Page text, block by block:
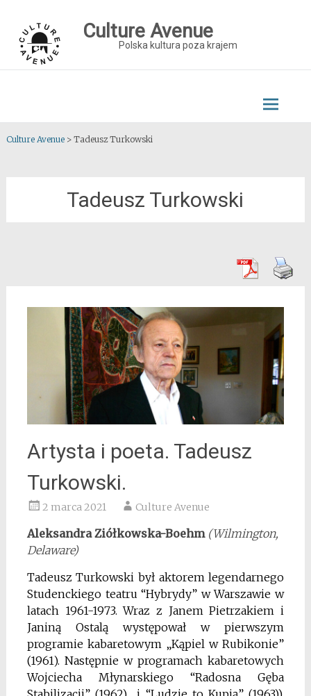
content
Culture Avenue
Polska kultura poza krajem
Culture Avenue> Tadeusz Turkowski
Tadeusz Turkowski
Artysta i poeta. Tadeusz
Turkowski.
2 marca 2021 Culture Avenue
Aleksandra Ziółkowska-Boehm (Wilmington,
Delaware)
Tadeusz Turkowski był aktorem legendarnego
Studenckiego teatru “Hybrydy” w Warszawie w
latach 1961-1973. Wraz z Janem Pietrzakiem i
Janiną Ostalą występował w pierwszym
programie kabaretowym „Kąpiel w Rubikonie”
(1961). Następnie w programach kabaretowych
Wojciecha Młynarskiego “Radosna Gęba